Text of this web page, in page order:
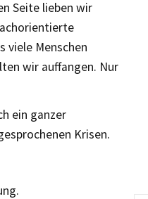
Seite lieben wir
viele Menschen
wir auffangen. Nur
ein ganzer
Krisen.